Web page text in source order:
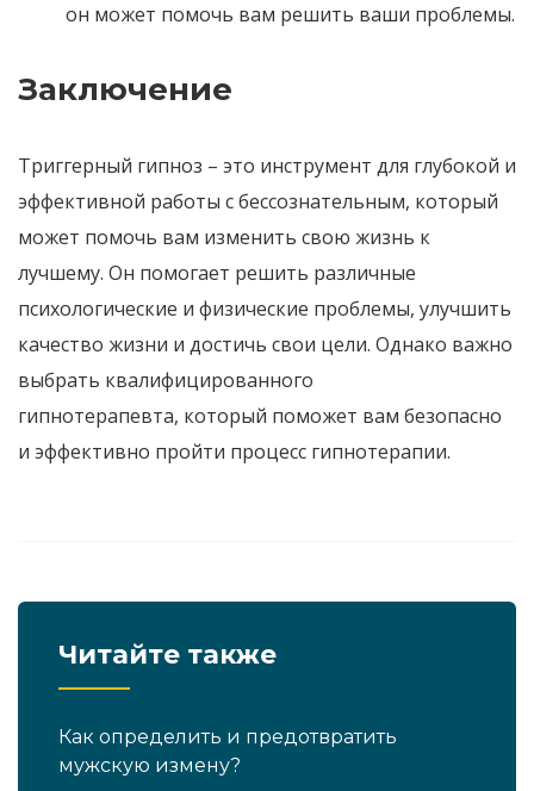
он может помочь вам решить ваши проблемы.
Заключение
Триггерный гипноз – это инструмент для глубокой и
эффективной работы с бессознательным, который
может помочь вам изменить свою жизнь к
лучшему. Он помогает решить различные
психологические и физические проблемы, улучшить
качество жизни и достичь свои цели. Однако важно
выбрать квалифицированного
гипнотерапевта, который поможет вам безопасно
и эффективно пройти процесс гипнотерапии.
Читайте также
Как определить и предотвратить
мужскую измену?